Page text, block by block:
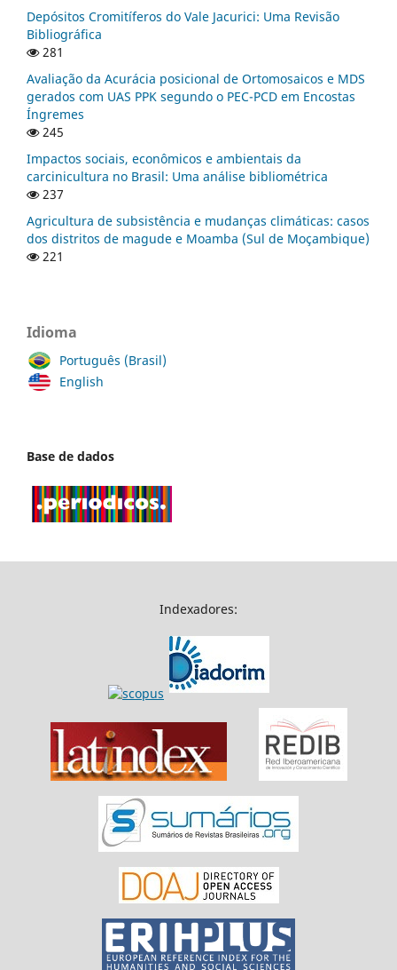
Depósitos Cromitíferos do Vale Jacurici: Uma Revisão
Bibliográfica
281
Avaliação da Acurácia posicional de Ortomosaicos e MDS
gerados com UAS PPK segundo o PEC-PCD em Encostas
Íngremes
245
Impactos sociais, econômicos e ambientais da
carcinicultura no Brasil: Uma análise bibliométrica
237
Agricultura de subsistência e mudanças climáticas: casos
dos distritos de magude e Moamba (Sul de Moçambique)
221
Idioma
Português (Brasil)
English
Base de dados
Indexadores: